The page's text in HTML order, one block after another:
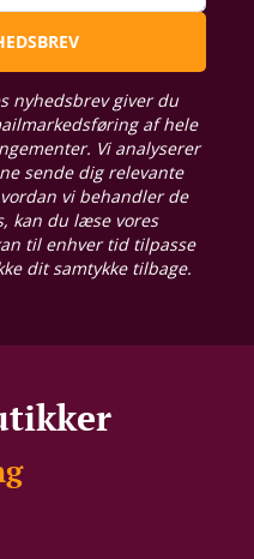
nyhedsbrev giver du
af hele
Vi analyserer
sende dig relevante
vi behandler de
kan du læse vores
til enhver tid tilpasse
dit samtykke tilbage.